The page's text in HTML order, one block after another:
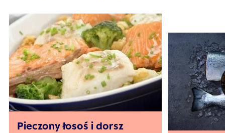
Pieczony łosoś i dorsz